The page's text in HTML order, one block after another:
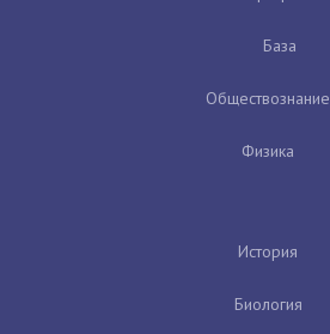
База
Обществознание
Физика
История
Биология